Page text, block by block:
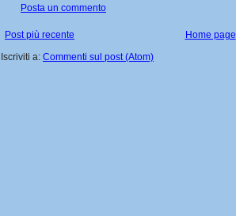
Posta un commento
Post più recente
Home page
Iscriviti a: Commenti sul post (Atom)